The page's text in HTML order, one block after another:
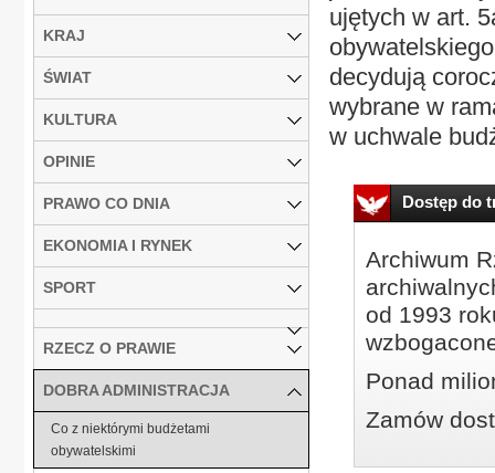
ujętych w art.
decydują
wybrane w
w uchwale
Dostęp do
Archiwum
od 1993
Ponad
Zamów
KRAJ
ŚWIAT
KULTURA
OPINIE
PRAWO CO DNIA
EKONOMIA I RYNEK
SPORT
RZECZ O PRAWIE
DOBRA ADMINISTRACJA
Co z niektórymi budżetami
obywatelskimi